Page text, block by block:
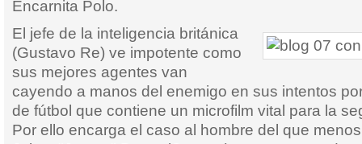
Encarnita Polo.
El jefe de la inteligencia británica
(Gustavo Re) ve impotente como
sus mejores agentes van
cayendo a manos del enemigo en sus intentos
de fútbol que contiene un microfilm vital para la
Por ello encarga el caso al hombre del que